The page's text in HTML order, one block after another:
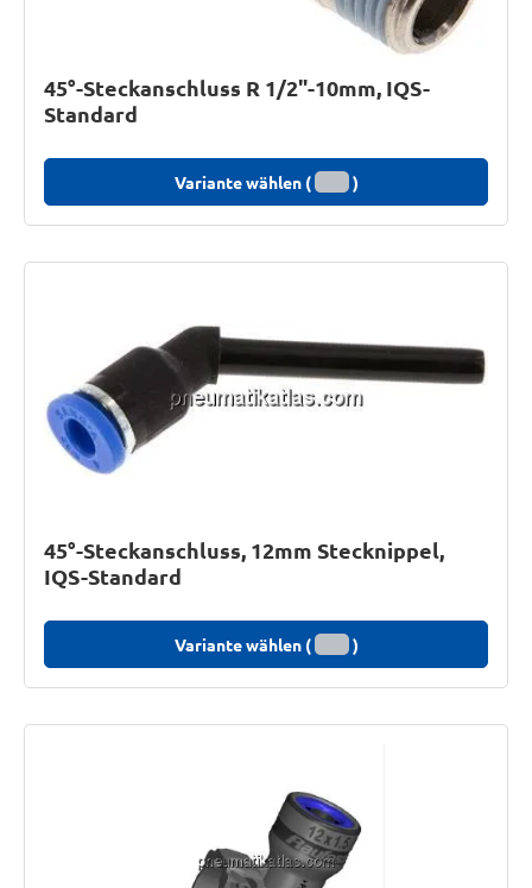
45°-Steckanschluss R 1/2"-10mm, IQS-
Standard
Variante wählen ( )
45°-Steckanschluss, 12mm Stecknippel,
IQS-Standard
Variante wählen ( )